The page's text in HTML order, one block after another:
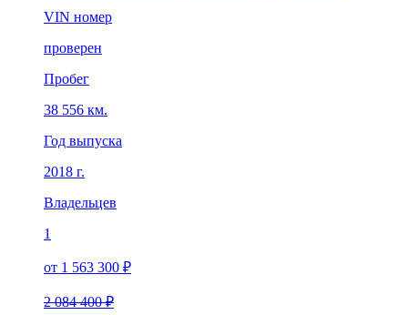
VIN номер
проверен
Пробег
38 556 км.
Год выпуска
2018 г.
Владельцев
1
от 1 563 300 ₽
2 084 400 ₽